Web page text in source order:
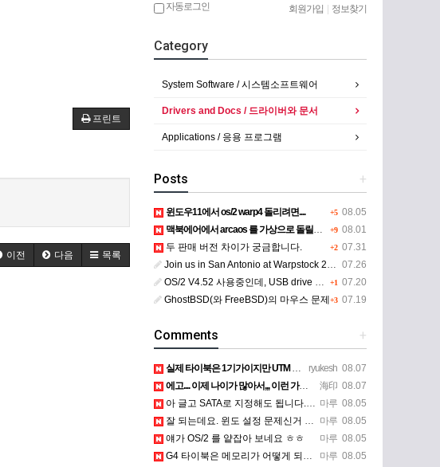
프린트
이전 다음 목록
자동로그인 회원가입 | 정보찾기
Category
System Software / 시스템소프트웨어
Drivers and Docs / 드라이버와 문서
Applications / 응용 프로그램
+
Posts
+5 08.05
윈도우11에서 os/2 warp4 돌리려면....
+9 08.01
맥북에어에서 arcaos 를 가상으로 돌릴려면 어떻게 해야 하는 지요?
+2 07.31
두 판매 버전 차이가 궁금합니다.
07.26
Join us in San Antonio at Warpstock 2026
+1 07.20
OS/2 V4.52 사용중인데, USB drive 사용 가능한지요?
+3 07.19
GhostBSD(와 FreeBSD)의 마우스 문제
+
Comments
ryukesh 08.07
실제 타이북은 1기가이지만 UTM 설정에선 768mb 입니다. 1기가나 그 보다 넘게 설정하면 UTM 에뮬레…
海印 08.07
에고.... 이제 나이가 많아서,,, 이런 가상pc에 설치해보는 것도 귀찮군요.. ㅎㅎ 날씨도 덥고.....…
마루 08.05
아 글고 SATA로 지정해도 됩니다. 저 글 진짜 이상하네요. 옛날꺼 퍼와서 그런거 같은데요.
마루 08.05
잘 되는데요. 윈도 설정 문제신거 같은데. 크롬 브라우저나 파폭으로 해 보세요
마루 08.05
얘가 OS/2 를 얕잡아 보네요 ㅎㅎ
마루 08.05
G4 타이북은 메모리가 어떻게 되나요?